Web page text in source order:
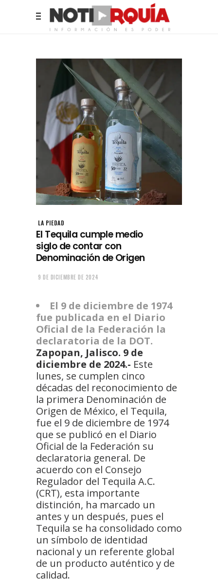
LA PIEDAD
El Tequila cumple medio
siglo de contar con
Denominación de Origen
9 DE DICIEMBRE DE 2024
El 9 de diciembre de 1974
fue publicada en el Diario
Oficial de la Federación la
declaratoria de la DOT.
Zapopan, Jalisco. 9 de
diciembre de 2024.- Este
lunes, se cumplen cinco
décadas del reconocimiento de
la primera Denominación de
Origen de México, el Tequila,
fue el 9 de diciembre de 1974
que se publicó en el Diario
Oficial de la Federación su
declaratoria general. De
acuerdo con el Consejo
Regulador del Tequila A.C.
(CRT), esta importante
distinción, ha marcado un
antes y un después, pues el
Tequila se ha consolidado como
un símbolo de identidad
nacional y un referente global
de un producto auténtico y de
calidad.